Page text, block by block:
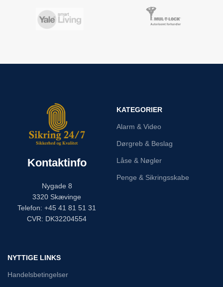
Kontaktinfo
Nygade 8
3320 Skævinge
Telefon: +45 41 81 51 31
CVR: DK32204554
KATEGORIER
Alarm & Video
Dørgreb & Beslag
Låse & Nøgler
Penge & Sikringsskabe
NYTTIGE LINKS
Handelsbetingelser